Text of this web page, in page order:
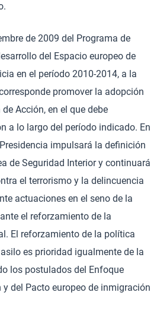
de 2009 del Programa de
del Espacio europeo de
en el período 2010-2014, a la
promover la adopción
Acción, en el que debe
a lo largo del período indicado. En
impulsará la definición
de Seguridad Interior y continuará
el terrorismo y la delincuencia
actuaciones en el seno de la
el reforzamiento de la
El reforzamiento de la política
es prioridad igualmente de la
los postulados del Enfoque
del Pacto europeo de inmigración